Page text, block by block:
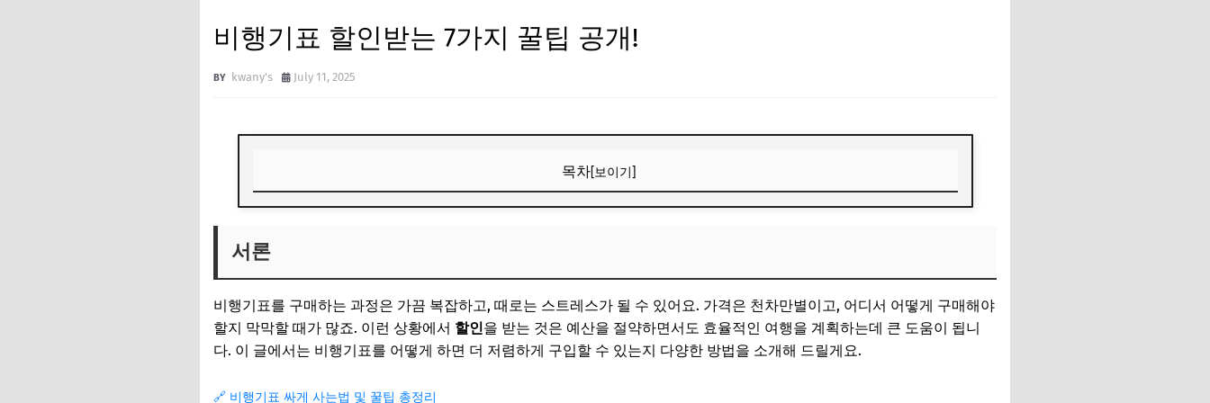
비행기표 할인받는 7가지 꿀팁 공개!
kwany's July 11, 2025
목차[보이기]
항공권 가격 비교 사이트 활용
적립 마일리지를 활용하라
특별 할인 이벤트 놓치지 마세요
서론
비행기표를 구매하는 과정은 가끔 복잡하고, 때로는 스트레스가 될 수 있어요. 가격은 천차만별이고, 어디서 어떻게 구매해야
할지 막막할 때가 많죠. 이런 상황에서 할인을 받는 것은 예산을 절약하면서도 효율적인 여행을 계획하는데 큰 도움이 됩니
다. 이 글에서는 비행기표를 어떻게 하면 더 저렴하게 구입할 수 있는지 다양한 방법을 소개해 드릴게요.
🔗 비행기표 싸게 사는법 및 꿀팁 총정리